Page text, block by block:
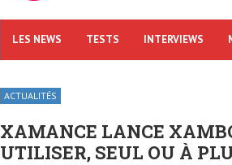
LES NEWS TESTS INTERVIEWS
ACTUALITÉS
XAMANCE LANCE
UTILISER, SEUL OU À